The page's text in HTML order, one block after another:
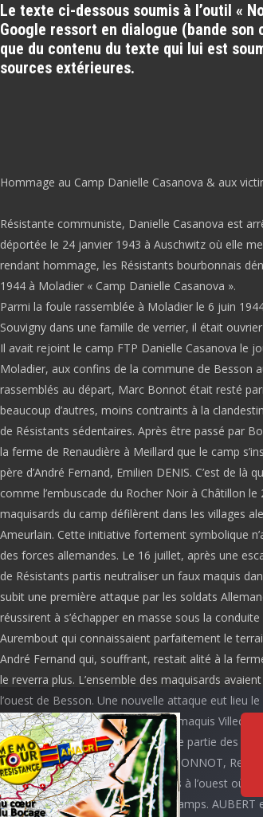
Le texte ci-dessous soumis à l’outil «
Google ressort en dialogue (bande son
que du contenu du texte qui lui est
sources extérieures.
Hommage au Camp Danielle Casanova & aux
Résistante communiste, Danielle Casanova est
déportée le 24 janvier 1943 à Auschwitz où elle
rendant hommage, les Résistants bourbonnais
1944 à Moladier « Camp Danielle Casanova ».
Parmi la foule rassemblée à Moladier le 6 juin
Souvigny dans une famille de verrier, il était
Il avait rejoint le camp FTP Danielle Casanova le
Moladier, aux confins de la commune de Besson
rassemblés au départ, Marc Bonnot était resté
beaucoup d’autres, moins contraints à la
de Résistants sédentaires. Après être passé par
la ferme de Renaudière à Meillard que le camp
père d’André Fernand, Emilien DENIS. C’est de
comme l’embuscade du Rocher Noir à Châtillon
maquisards du camp défilèrent dans les villages
Ameurlain. Cette initiative fortement symbolique
des forces allemandes. Le 16 juillet, après une
de Résistants partis neutraliser un faux maquis
subit une première attaque par les soldats
réussirent à s’échapper en masse sous la
Aurembout qui connaissaient parfaitement le
André Fernand qui, souffrant, restait alité à la
le reverra plus. L’ensemble des maquisards
l’ouest de Besson. Une nouvelle attaque eut lieu
et des GMR qui avaient attaqué le maquis
Noyant le matin même. La majeure partie des
groupes de trois ou quatre. Marc BONNOT, René
cherchaient à rejoindre Cressanges à l’ouest où ils
Le groupe s’est séparé dans les champs.